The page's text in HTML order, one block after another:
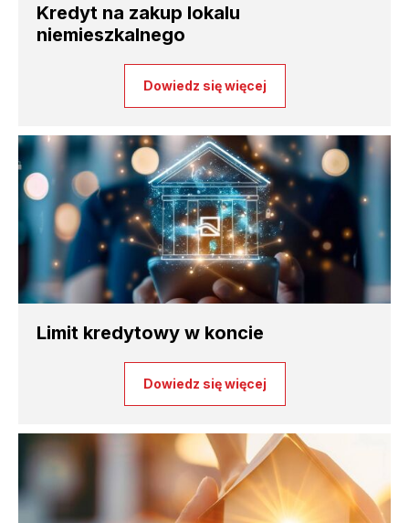
Kredyt na zakup lokalu
niemieszkalnego
Dowiedz się więcej
Limit kredytowy w koncie
Dowiedz się więcej